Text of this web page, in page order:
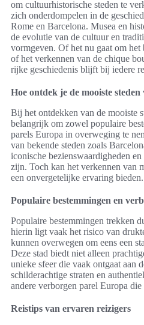
om cultuurhistorische steden te
zich onderdompelen in de
Rome en Barcelona. Musea en
de evolutie van de cultuur en
vormgeven. Of het nu gaat om het
of het verkennen van de chique
rijke geschiedenis blijft bij iedere
Hoe ontdek je de mooiste
Bij het ontdekken van de mooiste
belangrijk om zowel populaire
parels Europa in overweging te
van bekende steden zoals
iconische bezienswaardigheden
zijn. Toch kan het verkennen van
een onvergetelijke ervaring bieden.
Populaire bestemmingen en
Populaire bestemmingen trekken
hierin ligt vaak het risico van
kunnen overwegen om eens een
Deze stad biedt niet alleen
unieke sfeer die vaak ontgaat aan
schilderachtige straten en
andere verborgen parel Europa
Reistips van ervaren reizigers